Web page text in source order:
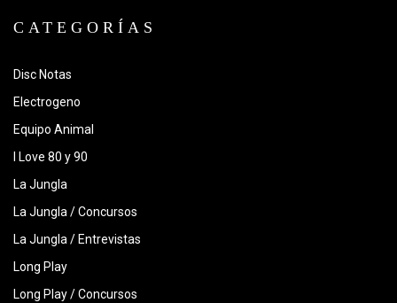
CATEGORÍAS
Disc Notas
Electrogeno
Equipo Animal
I Love 80 y 90
La Jungla
La Jungla / Concursos
La Jungla / Entrevistas
Long Play
Long Play / Concursos